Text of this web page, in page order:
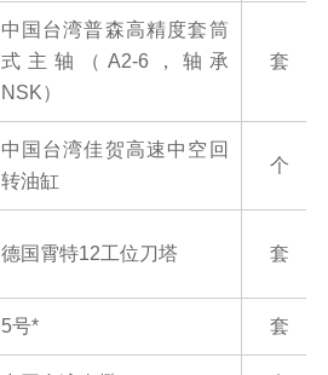
中国台湾普森高精度套筒
式主轴（A2-6， 轴承
NSK）
套
中国台湾佳贺高速中空回
转油缸
个
德国霄特12工位刀塔 套
5号* 套